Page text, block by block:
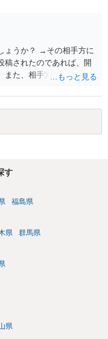
ょうか？ →その相手方に
稿されたのであれば、開
また、相手方の投稿した
投稿に使った回線の契約
ウント情報開示の場合
されます。 また、された
イケースであり、数万円
す
福島県
県 群馬県
県